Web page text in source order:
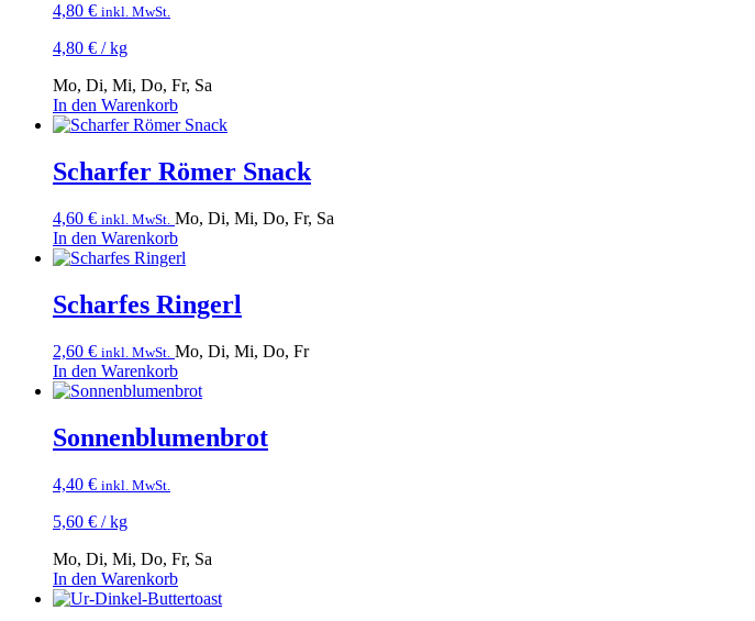
4,80 € inkl. MwSt.
4,80 € /kg
Mo, Di, Mi, Do, Fr, Sa
In den Warenkorb
Scharfer Römer Snack
4,60 € inkl. MwSt. Mo, Di, Mi, Do, Fr, Sa
In den Warenkorb
Scharfes Ringerl
2,60 € inkl. MwSt. Mo, Di, Mi, Do, Fr
In den Warenkorb
Sonnenblumen­brot
4,40 € inkl. MwSt.
5,60 € /kg
Mo, Di, Mi, Do, Fr, Sa
In den Warenkorb